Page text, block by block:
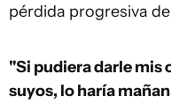
pérdida progresiva
"Si pudiera darle mis
suyos, lo haría